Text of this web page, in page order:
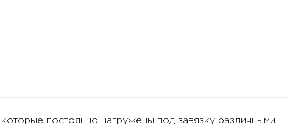
постоянно нагружены под завязку различными